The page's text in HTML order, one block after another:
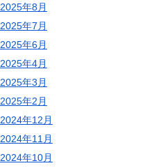
2025年8月
2025年7月
2025年6月
2025年4月
2025年3月
2025年2月
2024年12月
2024年11月
2024年10月